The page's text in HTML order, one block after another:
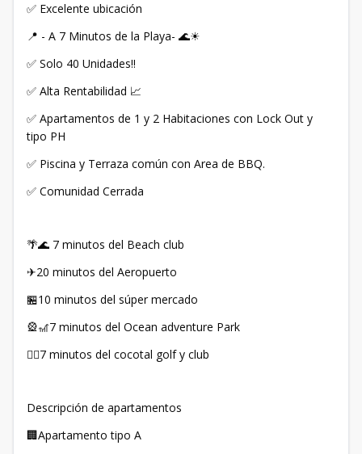
✅ Excelente ubicación
📍 - A 7 Minutos de la Playa- 🌊☀
✅ Solo 40 Unidades‼
✅ Alta Rentabilidad 📈
✅ Apartamentos de 1 y 2 Habitaciones con Lock Out y
tipo PH
✅ Piscina y Terraza común con Area de BBQ.
✅ Comunidad Cerrada
🌴🌊 7 minutos del Beach club
✈20 minutos del Aeropuerto
🏪10 minutos del súper mercado
🎡🎢7 minutos del Ocean adventure Park
🏌‍♂7 minutos del cocotal golf y club
Descripción de apartamentos
🏢Apartamento tipo A